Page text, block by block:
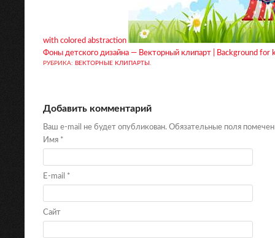
with colored abstraction
Фоны детского дизайна — Векторный клипарт | Background for
РУБРИКА: ВЕКТОРНЫЕ КЛИПАРТЫ .
Добавить комментарий
Ваш e-mail не будет опубликован. Обязательные поля
Имя *
E-mail *
Сайт